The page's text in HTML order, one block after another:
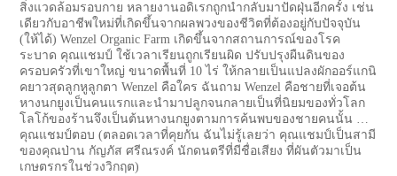
สิ่งแวดล้อมรอบกาย หลายงานอดิเรกถูกนำกลับมาปัดฝุ่นอีกครั้ง เช่น
เดียวกับอาชีพใหม่ที่เกิดขึ้นจากผลพวงของชีวิตที่ต้องอยู่กับปัจจุบัน
(ให้ได้) Wenzel Organic Farm เกิดขึ้นจากสถานการณ์ของโรค
ระบาด คุณแชมป์ ใช้เวลาเรียนถูกเรียนผิด ปรับปรุงผืนดินของ
ครอบครัวที่เขาใหญ่ ขนาดพื้นที่ 10 ไร่ ให้กลายเป็นแปลงผักออร์แกนิ
คยาวสุดลูกหูลูกตา Wenzel คือใคร ฉันถาม Wenzel คือชายที่เจอต้น
หางนกยูงเป็นคนแรกและนำมาปลูกจนกลายเป็นที่นิยมของทั่วโลก
โลโก้ของร้านจึงเป็นต้นหางนกยูงตามการค้นพบของชายคนนั้น …
คุณแชมป์ตอบ (ตลอดเวลาที่คุยกัน ฉันไม่รู้เลยว่า คุณแชมป์เป็นสามี
ของคุณป่าน กัญภัส ศรีณรงค์ นักดนตรีที่มีชื่อเสียง ที่ผันตัวมาเป็น
เกษตรกรในช่วงวิกฤต)